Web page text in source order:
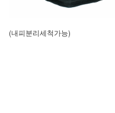
(내피분리세척가능)